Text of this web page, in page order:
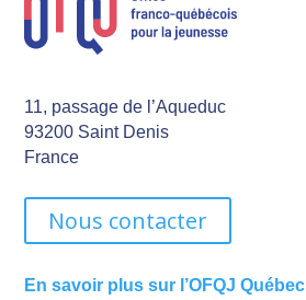
11, passage de l’Aqueduc
93200 Saint Denis
France
Nous contacter
En savoir plus sur l’OFQJ Québec